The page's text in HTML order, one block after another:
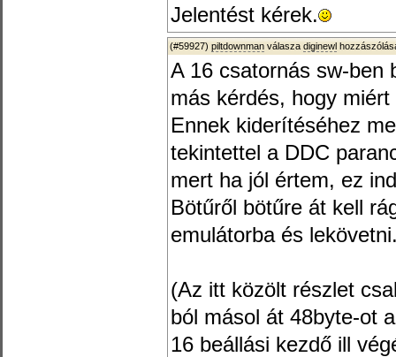
Jelentést kérek.
(#59927) piltdownman válasza diginewl
A 16 csatornás sw-ben
más kérdés, hogy
Ennek kiderítéséhez
tekintettel a DDC
mert ha jól értem, ez
Bötűről bötűre át kell
emulátorba és
(Az itt közölt részlet
ból másol át 48byte-ot
16 beállási kezdő ill